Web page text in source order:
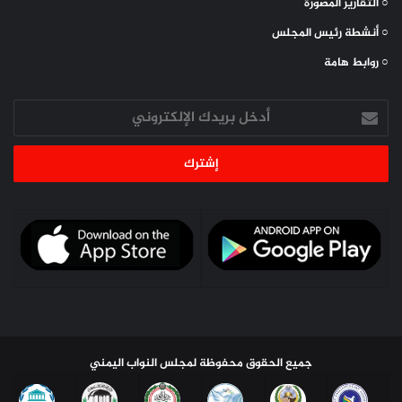
إنَّا لله وإنَّا إليه راجعون.
○ أنشطة رئيس المجلس
○ روابط هامة
أدخل
بريدك
الإلكتروني
جميع الحقوق محفوظة لمجلس النواب اليمني